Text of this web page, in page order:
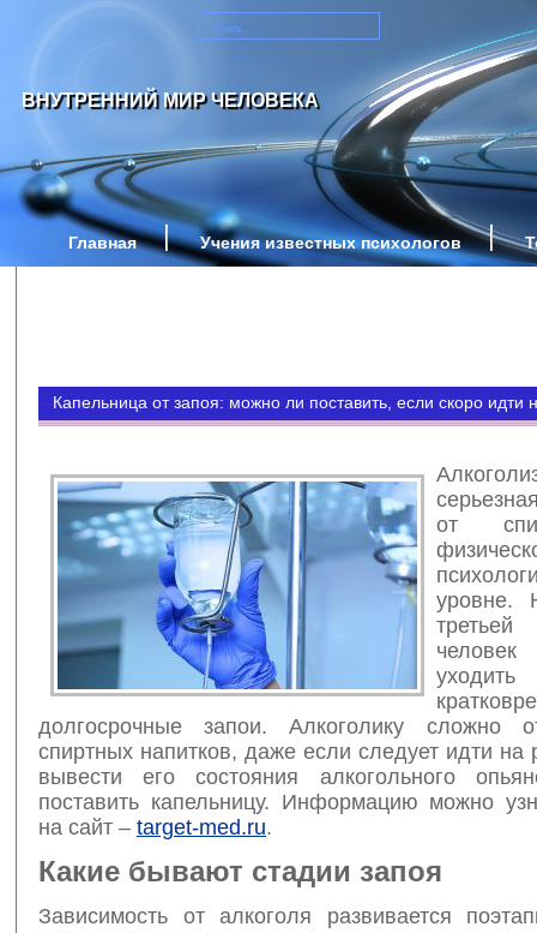
ВНУТРЕННИЙ МИР ЧЕЛОВЕКА
Главная Учения известных психологов
Капельница от запоя: можно ли поставить, если скоро идти
от
уровне.
долгосрочные запои. Алкоголику сложно
спиртных напитков, даже если следует идти на
вывести его состояния алкогольного
поставить капельницу. Информацию можно
на сайт – target-med.ru.
Какие бывают стадии запоя
Зависимость от алкоголя развивается